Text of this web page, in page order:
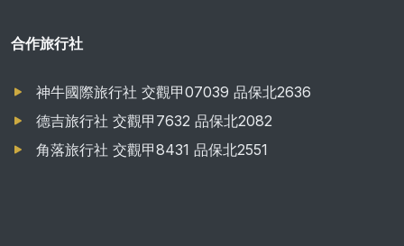
合作旅行社
神牛國際旅行社 交觀甲07039 品保北2636
德吉旅行社 交觀甲7632 品保北2082
角落旅行社 交觀甲8431 品保北2551